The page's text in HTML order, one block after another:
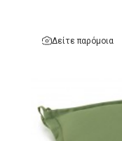
Δείτε παρόμοια